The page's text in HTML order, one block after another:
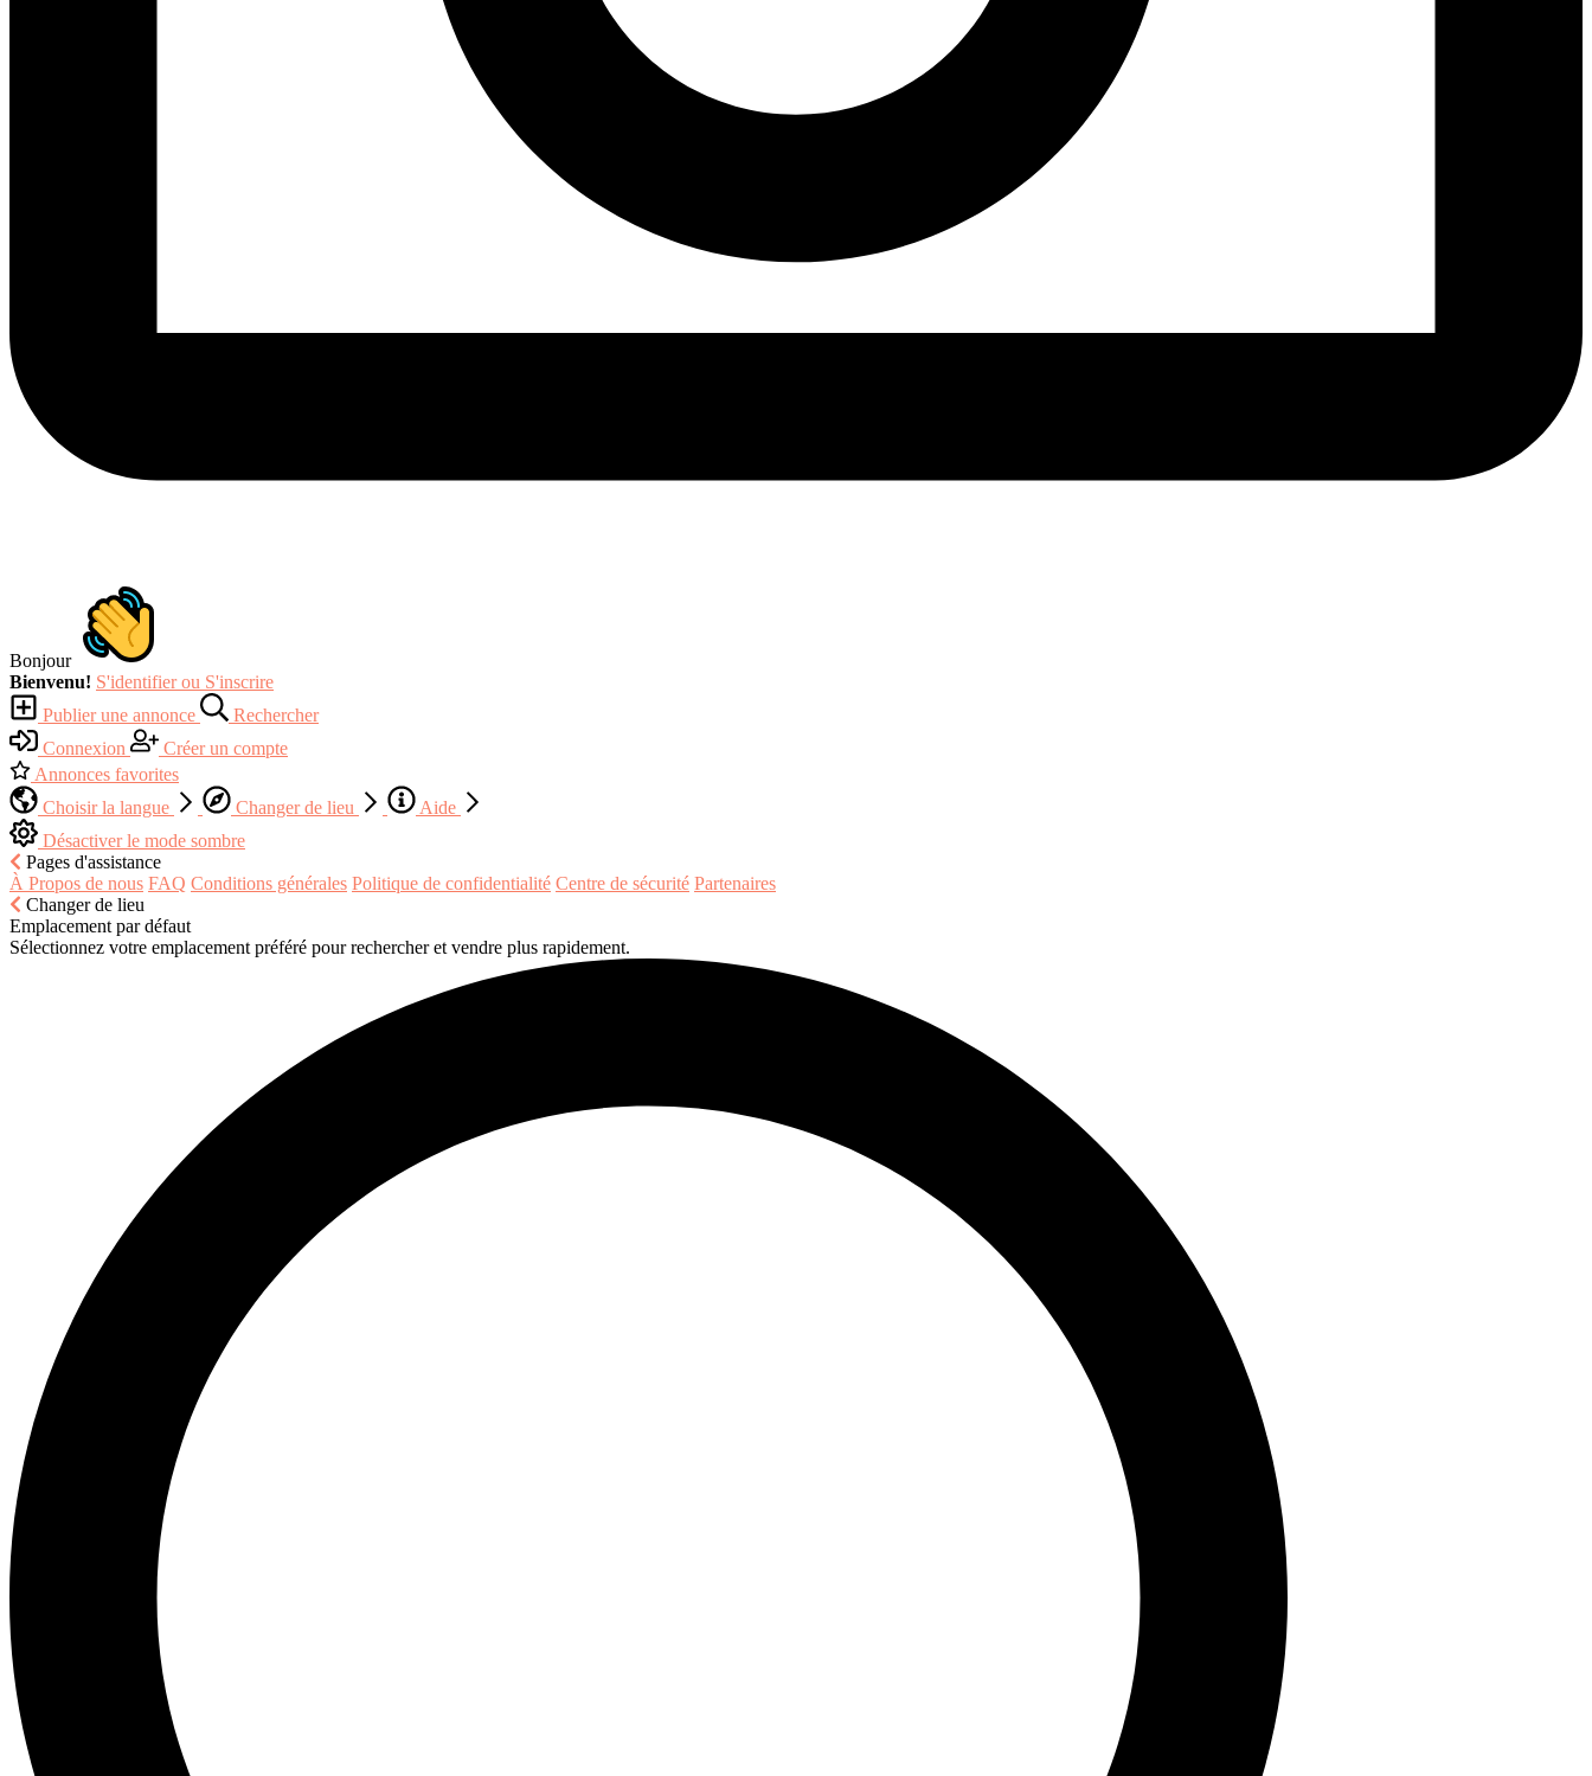
Bonjour
Bienvenu! S'identifier ou S'inscrire
Publier une annonce
Rechercher
Connexion
Créer un compte
Annonces favorites
Choisir la langue
Changer de lieu
Aide
Désactiver le mode sombre
Pages d'assistance
À Propos de nous FAQ Conditions générales Politique de confidentialité Centre de sécurité Partenaires
Changer de lieu
Emplacement par défaut
Sélectionnez votre emplacement préféré pour rechercher et vendre plus rapidement.